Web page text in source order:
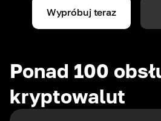
Wypróbuj teraz
Ponad 100
kryptowalut